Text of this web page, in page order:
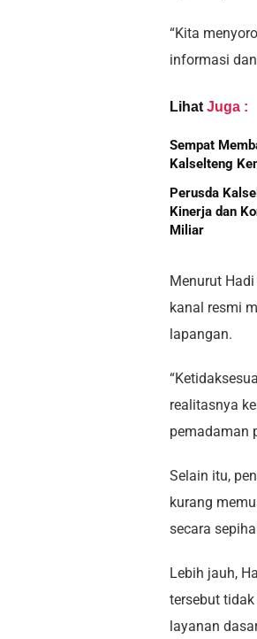
“Kita
informasi
Lihat Juga :
Sempat
Kalselteng
Perusda
Kinerja dan
Miliar
Menurut
kanal resmi
lapangan.
realitasnya
pemadaman
Selain itu,
kurang
secara
Lebih jauh,
tersebut
layanan